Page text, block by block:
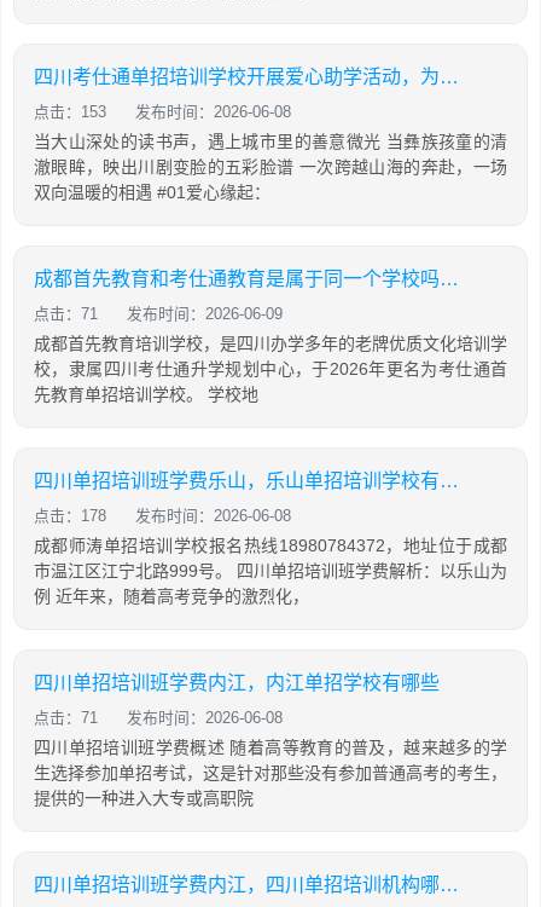
四川考仕通单招培训学校开展爱心助学活动，为彝乡学子捐赠新课桌并带来非遗展演
点击：153 发布时间：2026-06-08
当大山深处的读书声，遇上城市里的善意微光 当彝族孩童的清
澈眼眸，映出川剧变脸的五彩脸谱 一次跨越山海的奔赴，一场
双向温暖的相遇 #01爱心缘起：
成都首先教育和考仕通教育是属于同一个学校吗？两者有什么关系
点击：71 发布时间：2026-06-09
成都首先教育培训学校，是四川办学多年的老牌优质文化培训学
校，隶属四川考仕通升学规划中心，于2026年更名为考仕通首
先教育单招培训学校。 学校地
四川单招培训班学费乐山，乐山单招培训学校有哪些
点击：178 发布时间：2026-06-08
成都师涛单招培训学校报名热线18980784372，地址位于成都
市温江区江宁北路999号。 四川单招培训班学费解析：以乐山为
例 近年来，随着高考竞争的激烈化，
四川单招培训班学费内江，内江单招学校有哪些
点击：71 发布时间：2026-06-08
四川单招培训班学费概述 随着高等教育的普及，越来越多的学
生选择参加单招考试，这是针对那些没有参加普通高考的考生，
提供的一种进入大专或高职院
四川单招培训班学费内江，四川单招培训机构哪个好